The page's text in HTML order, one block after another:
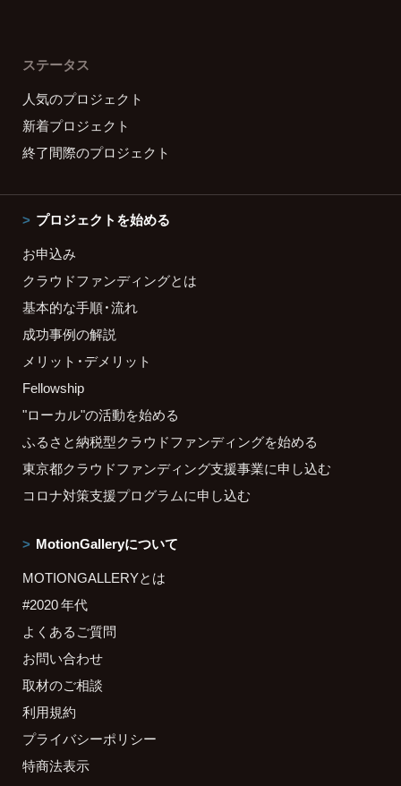
ステータス
人気のプロジェクト
新着プロジェクト
終了間際のプロジェクト
プロジェクトを始める
お申込み
クラウドファンディングとは
基本的な手順・流れ
成功事例の解説
メリット・デメリット
Fellowship
"ローカル"の活動を始める
ふるさと納税型クラウドファンディングを始める
東京都クラウドファンディング支援事業に申し込む
コロナ対策支援プログラムに申し込む
MotionGalleryについて
MOTIONGALLERYとは
#2020 年代
よくあるご質問
お問い合わせ
取材のご相談
利用規約
プライバシーポリシー
特商法表示